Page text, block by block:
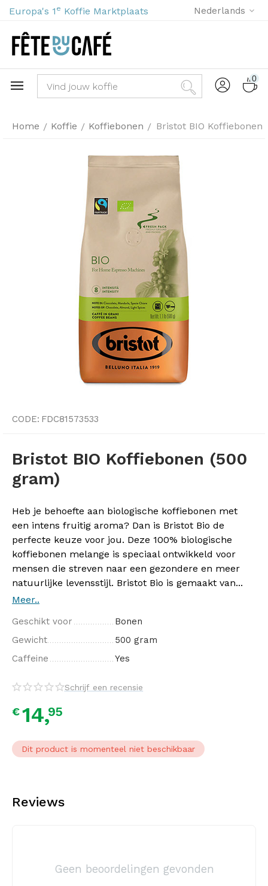
Europa's 1 e Koffie Marktplaats Nederlands
0
Home / Koffie / Koffiebonen / Bristot BIO Koffiebonen
CODE: FDC81573533
Bristot BIO Koffiebonen (500
gram)
Heb je behoefte aan biologische koffiebonen met
een intens fruitig aroma? Dan is Bristot Bio de
perfecte keuze voor jou. Deze 100% biologische
koffiebonen melange is speciaal ontwikkeld voor
mensen die streven naar een gezondere en meer
natuurlijke levensstijl. Bristot Bio is gemaakt van...
Meer..
Geschikt voor
Bonen
Gewicht
500 gram
Caffeine
Yes
Schrijf een recensie
€ 14,95
Dit product is momenteel niet beschikbaar
Reviews
Geen beoordelingen gevonden